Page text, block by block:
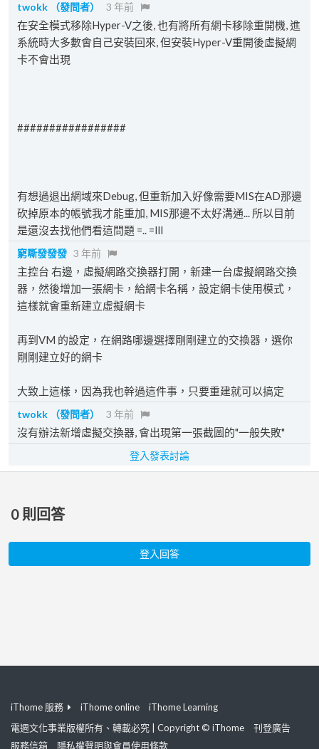
twokk
（發問者） 3 年前
在安全模式移除Hyper-V之後, 也有將所有網卡移除重開機, 進
系統時大多數會自己安裝回來, 但安裝Hyper-V重開後虛擬網
卡不會出現
#################
有想過退出網域來Debug, 但重新加入好像需要MIS在AD那邊
砍掉原本的帳號我才能重加, MIS那邊不太好溝通... 所以目前
是還沒去找他們看這問題 =.. =lll
窮嘶發發發 3 年前
主控台 右邊，虛擬網路交換器打開，新建一台虛擬網路交換
器，然後增加一張網卡，給網卡名稱，設定網卡使用模式，
這樣就會重新建立虛擬網卡
再到VM 的設定，在網路哪邊選擇剛剛建立的交換器，選你
剛剛建立好的網卡
大致上這樣，因為我也幹過這件事，只要重建就可以搞定
twokk （發問者） 3 年前
沒有辦法新增虛擬交換器, 會出現第一張截圖的"一般失敗"
登入發表討論
0 則回答
登入回答
iThome 服務 iThome online
iThome Learning
電週文化事業版權所有、轉載必究 | Copyright © iThome
刊登廣告
服務信箱
隱私權聲明與會員使用條款